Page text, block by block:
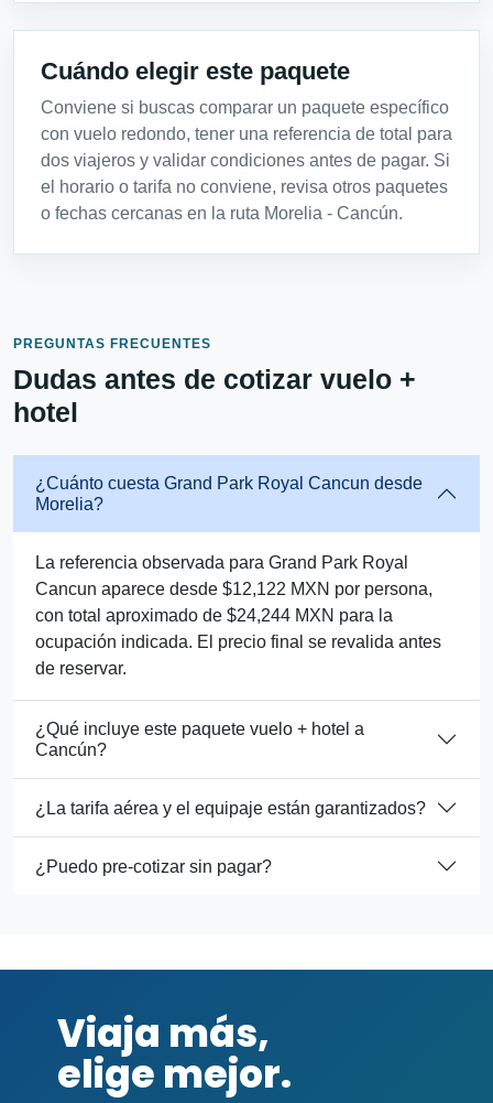
Cuándo elegir este paquete
Conviene si buscas comparar un paquete específico
con vuelo redondo, tener una referencia de total para
dos viajeros y validar condiciones antes de pagar. Si
el horario o tarifa no conviene, revisa otros paquetes
o fechas cercanas en la ruta Morelia - Cancún.
PREGUNTAS FRECUENTES
Dudas antes de cotizar vuelo +
hotel
¿Cuánto cuesta Grand Park Royal Cancun desde
Morelia?
La referencia observada para Grand Park Royal
Cancun aparece desde $12,122 MXN por persona,
con total aproximado de $24,244 MXN para la
ocupación indicada. El precio final se revalida antes
de reservar.
¿Qué incluye este paquete vuelo + hotel a
Cancún?
¿La tarifa aérea y el equipaje están garantizados?
¿Puedo pre-cotizar sin pagar?
Viaja más,
elige mejor.